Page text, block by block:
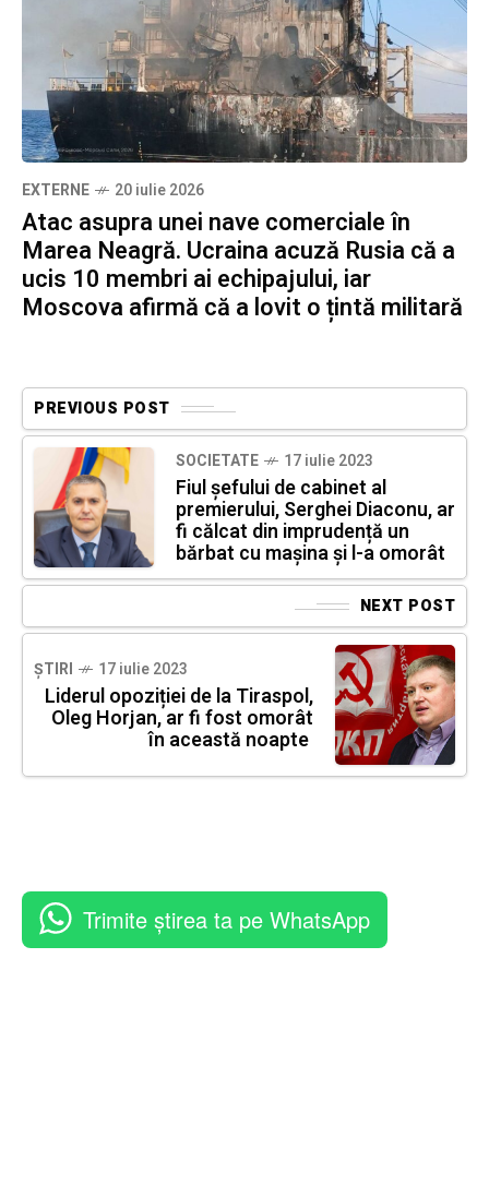
EXTERNE 20 iulie 2026
Atac asupra unei nave comerciale în
Marea Neagră. Ucraina acuză Rusia că a
ucis 10 membri ai echipajului, iar
Moscova afirmă că a lovit o țintă militară
PREVIOUS POST
SOCIETATE 17 iulie 2023
Fiul șefului de cabinet al
premierului, Serghei Diaconu, ar
fi călcat din imprudență un
bărbat cu mașina și l-a omorât
NEXT POST
ȘTIRI 17 iulie 2023
Liderul opoziției de la Tiraspol,
Oleg Horjan, ar fi fost omorât
în această noapte
Trimite știrea ta pe WhatsApp